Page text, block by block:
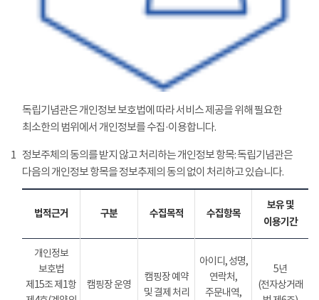
독립기념관은 개인정보 보호법에 따라 서비스 제공을 위해 필요한
최소한의 범위에서 개인정보를 수집·이용합니다.
1 정보주체의 동의를 받지 않고 처리하는 개인정보 항목: 독립기념관은
다음의 개인정보 항목을 정보추제의 동의 없이 처리하고 있습니다.
법적근거 구분 수집목적 수집항목
보유 및
이용기간
개인정보
보호법
제15조 제1항
캠핑장 운영
캠핑장 예약
및 결제 처리
아이디, 성명,
연락처,
주문내역,
5년
(전자상거래